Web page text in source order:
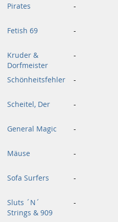
Pirates -
Fetish 69 -
Kruder &
Dorfmeister
-
Schönheitsfehler -
Scheitel, Der -
General Magic -
Mäuse -
Sofa Surfers -
Sluts ´N´
Strings & 909
-